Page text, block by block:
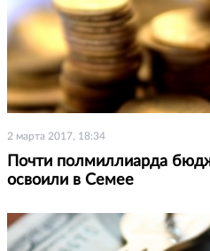
2 марта 2017, 18:34
Почти полмиллиарда
освоили в Семее